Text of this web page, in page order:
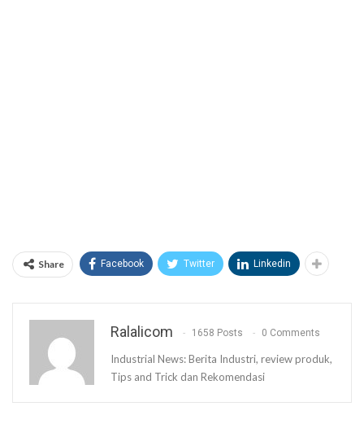
Share Facebook Twitter Linkedin
Ralalicom 1658 Posts 0 Comments
Industrial News: Berita Industri, review produk,
Tips and Trick dan Rekomendasi